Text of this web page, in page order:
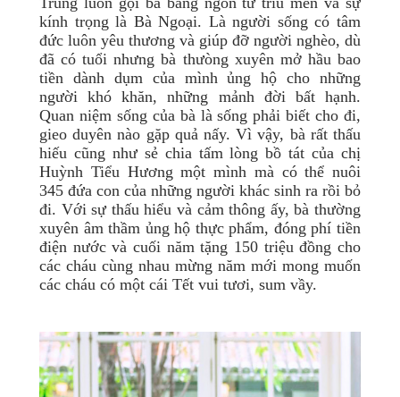
kính trọng là Bà Ngoại. Là người sống có tâm
đức luôn yêu thương và giúp đỡ người nghèo, dù
đã có tuổi nhưng bà thưòng xuyên mở hầu bao
tiền dành dụm của mình ủng hộ cho những
người khó khăn, những mảnh đời bất hạnh.
Quan niệm sống của bà là sống phải biết cho đi,
gieo duyên nào gặp quả nấy. Vì vậy, bà rất thấu
hiếu cũng như sẻ chia tấm lòng bồ tát của chị
Huỳnh Tiểu Hương một mình mà có thể nuôi
345 đứa con của những người khác sinh ra rồi bỏ
đi. Với sự thấu hiểu và cảm thông ấy, bà thường
xuyên âm thầm ủng hộ thực phẩm, đóng phí tiền
điện nước và cuối năm tặng 150 triệu đồng cho
các cháu cùng nhau mừng năm mới mong muốn
các cháu có một cái Tết vui tươi, sum vầy.